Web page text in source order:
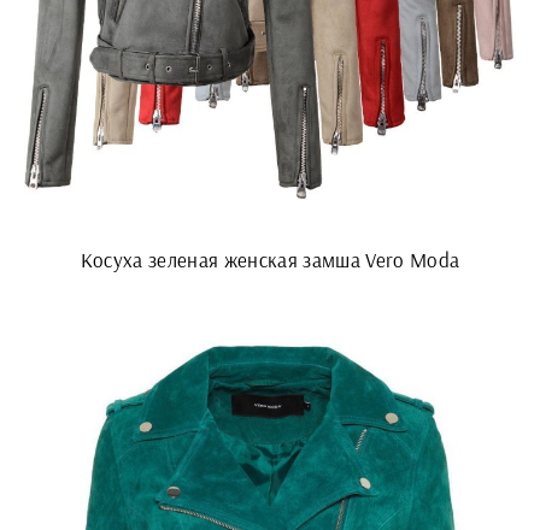
Косуха зеленая женская замша Vero Moda